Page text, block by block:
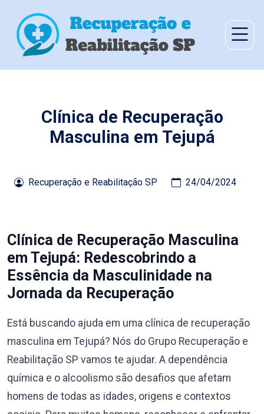
Clínica de Recuperação
Masculina em Tejupá
Recuperação e Reabilitação SP 24/04/2024
Clínica de Recuperação Masculina
em Tejupá: Redescobrindo a
Essência da Masculinidade na
Jornada da Recuperação
Está buscando ajuda em uma clínica de recuperação
masculina em Tejupá? Nós do Grupo Recuperação e
Reabilitação SP vamos te ajudar. A dependência
química e o alcoolismo são desafios que afetam
homens de todas as idades, origens e contextos